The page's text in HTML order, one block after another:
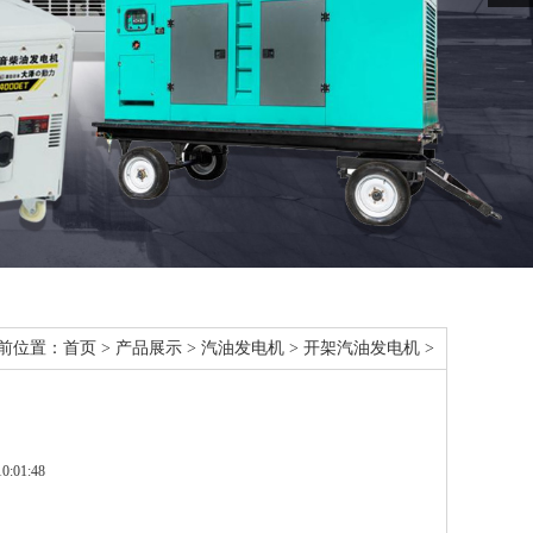
位置： 首页 > 产品展示 > 汽油发电机 > 开架汽油发电机 >